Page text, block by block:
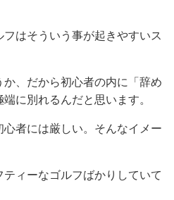
はそういう事が起きやすいス
、だから初心者の内に「辞め
に別れるんだと思います。
者には厳しい。そんなイメー
ィーなゴルフばかりしていて